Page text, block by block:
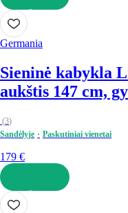
Į KREPŠELĮ
Germania
Sieninė kabykla
aukštis 147 cm,
(3)
Sandėlyje
Paskutiniai vienetai
179 €
Į KREPŠELĮ